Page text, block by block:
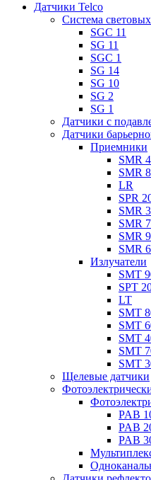
Датчики Telco
Система
SGC 11
SG 11
SGC 1
SG 14
SG 10
SG 2
SG 1
Датчики с
Датчики
Приемники
SMR
SMR
LR
SPR
SMR
SMR
SMR
SMR
Излучатели
SMT
SPT
LT
SMT
SMT
SMT
SMT
SMT
Щелевые датчики
PAB
PAB
PAB